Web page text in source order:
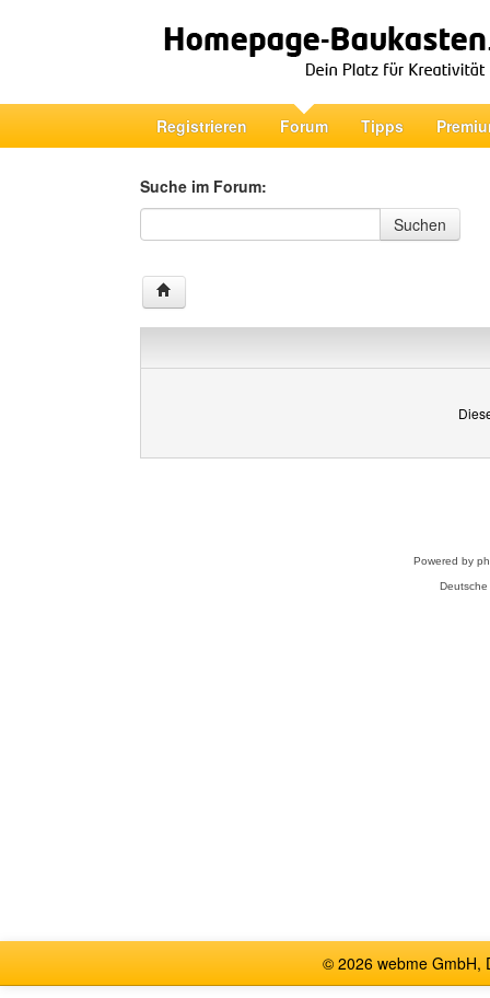
Registrieren Forum Tipps
Suche im Forum:
Suche im Forum
Suchen
Powered by
© 2026 webme GmbH,